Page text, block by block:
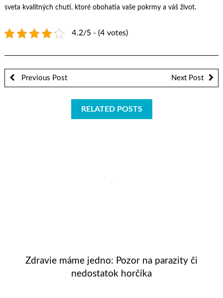
sveta kvalitných chutí, ktoré obohatia vaše pokrmy a váš život.
4.2/5 - (4 votes)
Previous Post Next Post
RELATED POSTS
Zdravie máme jedno: Pozor na parazity či
nedostatok horčíka